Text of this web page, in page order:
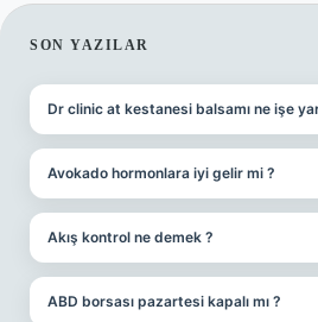
SIDEBAR
SON YAZILAR
Dr clinic at kestanesi balsamı ne işe
Avokado hormonlara iyi gelir mi ?
Akış kontrol ne demek ?
ABD borsası pazartesi kapalı mı ?